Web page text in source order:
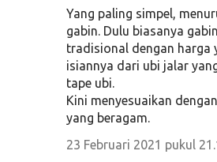
Yang paling simpel,
gabin. Dulu biasanya
tradisional dengan harga
isiannya dari ubi jalar
tape ubi.
Kini menyesuaikan
yang beragam.
23 Februari 2021 pukul